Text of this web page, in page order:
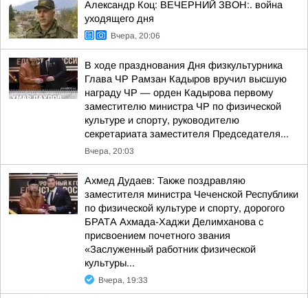
Александр Коц: ВЕЧЕРНИЙ ЗВОН:. война
уходящего дня
Вчера, 20:06
В ходе празднования Дня физкультурника
Глава ЧР Рамзан Кадыров вручил высшую
награду ЧР — орден Кадырова первому
заместителю министра ЧР по физической
культуре и спорту, руководителю
секретариата заместителя Председателя...
Вчера, 20:03
Ахмед Дудаев: Также поздравляю
заместителя министра Чеченской Республики
по физической культуре и спорту, дорогого
БРАТА Ахмада-Хаджи Делимханова с
присвоением почетного звания
«Заслуженный работник физической
культуры...
Вчера, 19:33